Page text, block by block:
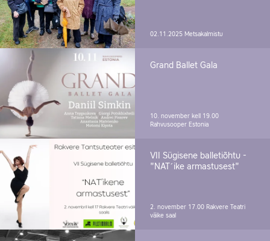
02.11.2025 Metsakalmistu
Grand Ballet Gala
10. november kell 19.00
Rahvusooper Estonia
VII Sügisene balletiõhtu -
"NAT´ike armastusest"
2. november 17.00 Rakvere Teatri
väike saal